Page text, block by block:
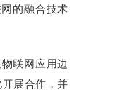
的融合技术
联网应用边
展合作，并